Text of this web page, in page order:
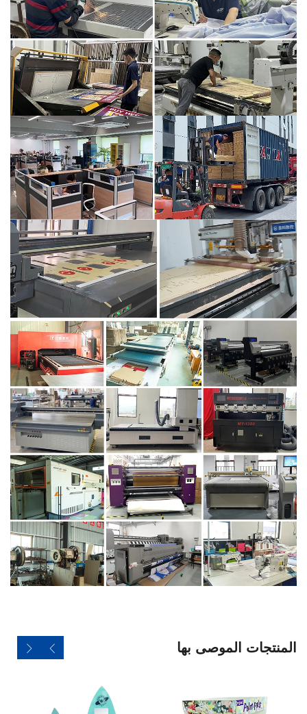
المنتجات الموصى بها